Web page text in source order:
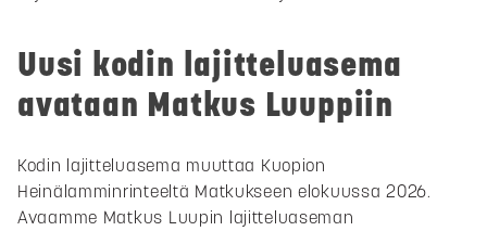
Uusi kodin lajitteluasema
avataan Matkus Luuppiin
Kodin lajitteluasema muuttaa Kuopion
Heinälamminrinteeltä Matkukseen elokuussa 2026.
Avaamme Matkus Luupin lajitteluaseman